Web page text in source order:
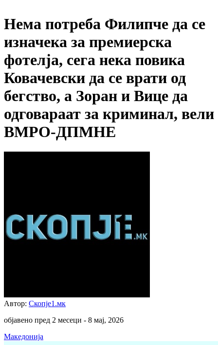
Нема потреба Филипче да се
изначека за премиерска
фотелја, сега нека повика
Ковачевски да се врати од
бегство, а Зоран и Вице да
одговараат за криминал, вели
ВМРО-ДПМНЕ
Автор: Скопје1.мк
објавено пред 2 месеци - 8 мај, 2026
Македонија